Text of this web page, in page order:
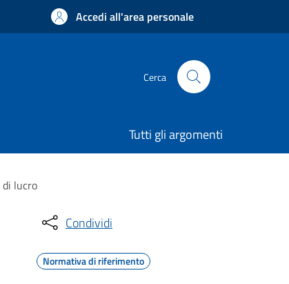
Accedi all'area personale
Cerca
Tutti gli argomenti
di lucro
Condividi
Normativa di riferimento